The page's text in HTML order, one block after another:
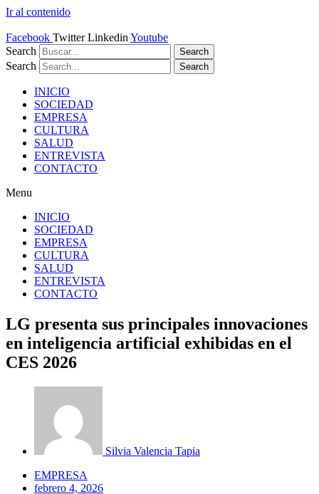
Ir al contenido
Facebook Twitter Linkedin Youtube
Search
Search
Search Search
INICIO
SOCIEDAD
EMPRESA
CULTURA
SALUD
ENTREVISTA
CONTACTO
Menu
INICIO
SOCIEDAD
EMPRESA
CULTURA
SALUD
ENTREVISTA
CONTACTO
LG presenta sus principales innovaciones
en inteligencia artificial exhibidas en el
CES 2026
Silvia Valencia Tapia
EMPRESA
febrero 4, 2026